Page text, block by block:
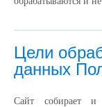
Цели
данных
Сайт собирает и